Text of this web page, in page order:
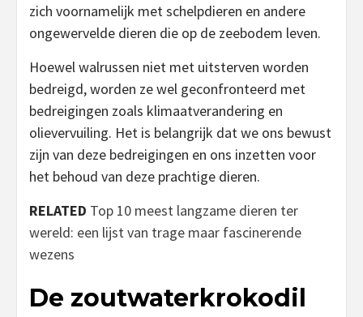
zich voornamelijk met schelpdieren en andere
ongewervelde dieren die op de zeebodem leven.
Hoewel walrussen niet met uitsterven worden
bedreigd, worden ze wel geconfronteerd met
bedreigingen zoals klimaatverandering en
olievervuiling. Het is belangrijk dat we ons bewust
zijn van deze bedreigingen en ons inzetten voor
het behoud van deze prachtige dieren.
RELATED Top 10 meest langzame dieren ter
wereld: een lijst van trage maar fascinerende
wezens
De zoutwaterkrokodil